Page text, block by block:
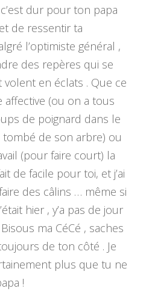
c’est dur pour ton papa
de ressentir ta
l’optimiste général ,
des repères qui se
volent en éclats . Que ce
affective (ou on a tous
de poignard dans le
de son arbre) ou
(pour faire court) la
de facile pour toi, et j’ai
des câlins … même si
hier , y’a pas de jour
ma CéCé , saches
de ton côté . Je
plus que tu ne
!